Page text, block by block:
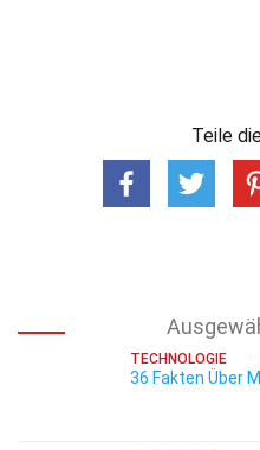
Teile
TECHNOLOGIE
36 Fakten Über